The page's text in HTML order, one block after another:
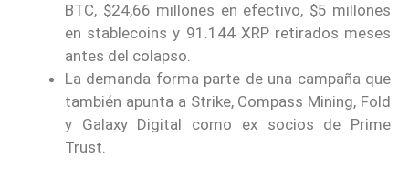
BTC, $24,66 millones en efectivo, $5 millones
en stablecoins y 91.144 XRP retirados meses
antes del colapso.
La demanda forma parte de una campaña que
también apunta a Strike, Compass Mining, Fold
y Galaxy Digital como ex socios de Prime
Trust.